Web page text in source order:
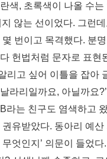
색, 초록색이 나올 수는
않는 선이었다. 그런
번이고 목격했다. 분명
헌법처럼 문자로 표현
리고 싶어 이틀을 잡아
라리일까요, 아닐까요
라는 친구도 염색하고
유받았다. 동아리 예산
엇인지’ 의문이 들었다